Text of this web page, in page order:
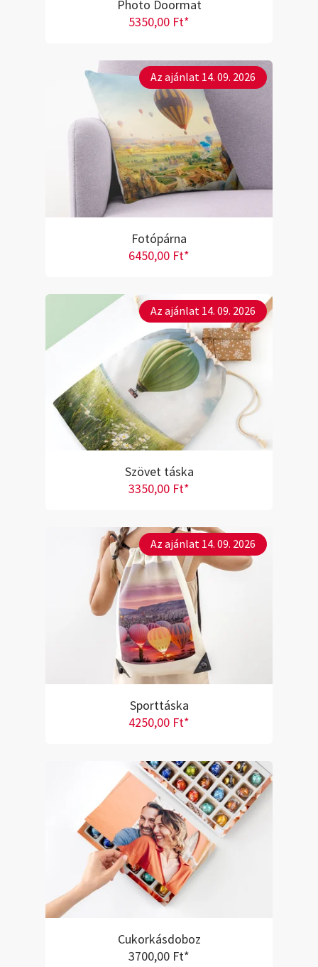
Photo Doormat
5350,00 Ft*
Az ajánlat 14. 09. 2026
Fotópárna
6450,00 Ft*
Az ajánlat 14. 09. 2026
Szövet táska
3350,00 Ft*
Az ajánlat 14. 09. 2026
Sporttáska
4250,00 Ft*
Cukorkásdoboz
3700,00 Ft*